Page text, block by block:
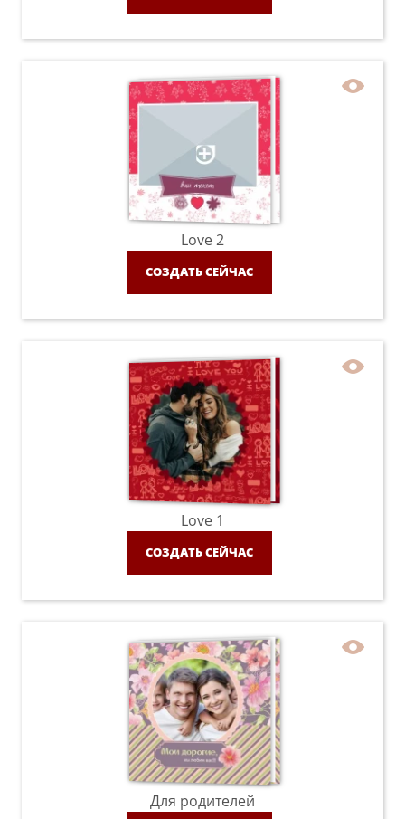
Love 2
СОЗДАТЬ СЕЙЧАС
Love 1
СОЗДАТЬ СЕЙЧАС
Для родителей